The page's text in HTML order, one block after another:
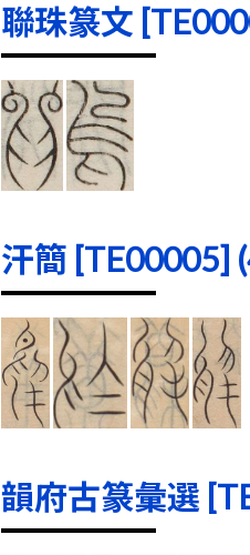
聯珠篆文
汗簡 [TE00005]
韻府古篆彙選